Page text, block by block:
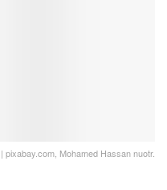
pixabay.com, Mohamed Hassan nuotr.